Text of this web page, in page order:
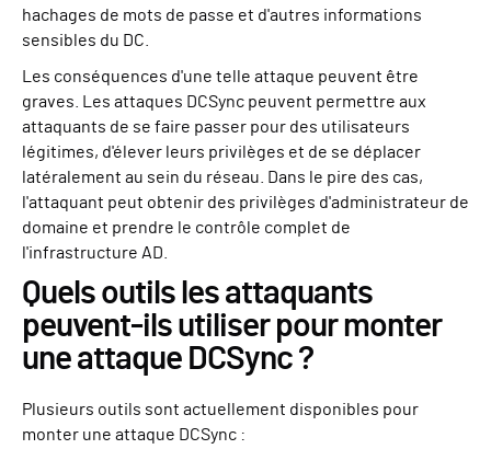
hachages de mots de passe et d'autres informations
sensibles du DC.
Les conséquences d'une telle attaque peuvent être
graves. Les attaques DCSync peuvent permettre aux
attaquants de se faire passer pour des utilisateurs
légitimes, d'élever leurs privilèges et de se déplacer
latéralement au sein du réseau. Dans le pire des cas,
l'attaquant peut obtenir des privilèges d'administrateur de
domaine et prendre le contrôle complet de
l'infrastructure AD.
Quels outils les attaquants
peuvent-ils utiliser pour monter
une attaque DCSync ?
Plusieurs outils sont actuellement disponibles pour
monter une attaque DCSync :